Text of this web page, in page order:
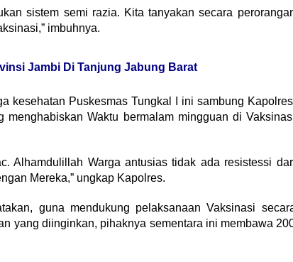
sistem semi razia. Kita tanyakan secara
imbuhnya.
Jambi Di Tanjung Jabung Barat
kesehatan Puskesmas Tungkal I ini sambung
Waktu bermalam mingguan di
Alhamdulillah Warga antusias tidak ada resistessi
Mereka,” ungkap Kapolres.
guna mendukung pelaksanaan Vaksinasi
yang diinginkan, pihaknya sementara ini membawa